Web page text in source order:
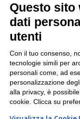
I nostri punti di
Torino|Milano|
Questo sito
dati
utenti
Con il tuo consenso,
tecnologie simili per
personali come, ad
personalizzazione
alla privacy, è
cookie. Clicca su